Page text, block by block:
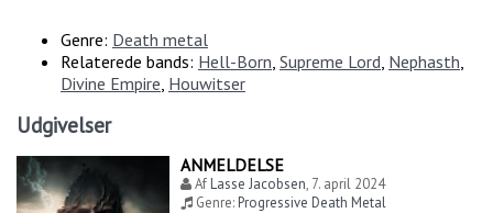
Genre: Death metal
Relaterede bands: Hell-Born Supreme Lord Nephasth
Divine Empire Houwitser
Udgivelser
ANMELDELSE
AfLasse Jacobsen, 7. april 2024
Genre:Progressive Death Metal